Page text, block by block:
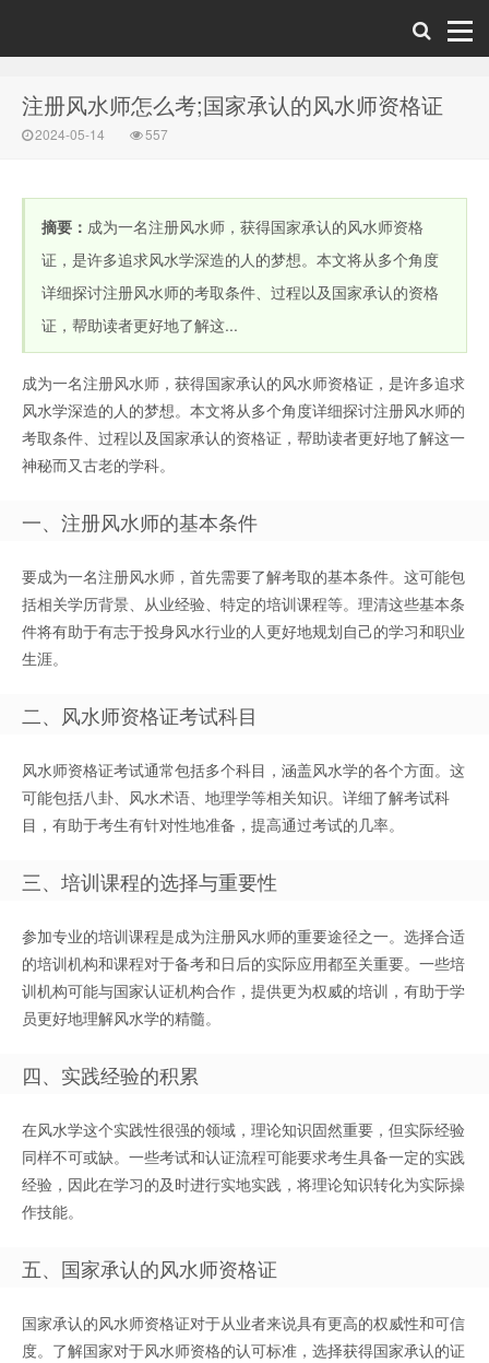
注册风水师怎么考;国家承认的风水师资格证
2024-05-14 557
摘要： 成为一名注册风水师，获得国家承认的风水师资格
证，是许多追求风水学深造的人的梦想。本文将从多个角度
详细探讨注册风水师的考取条件、过程以及国家承认的资格
证，帮助读者更好地了解这...
成为一名注册风水师，获得国家承认的风水师资格证，是许多追求
风水学深造的人的梦想。本文将从多个角度详细探讨注册风水师的
考取条件、过程以及国家承认的资格证，帮助读者更好地了解这一
神秘而又古老的学科。
一、注册风水师的基本条件
要成为一名注册风水师，首先需要了解考取的基本条件。这可能包
括相关学历背景、从业经验、特定的培训课程等。理清这些基本条
件将有助于有志于投身风水行业的人更好地规划自己的学习和职业
生涯。
二、风水师资格证考试科目
风水师资格证考试通常包括多个科目，涵盖风水学的各个方面。这
可能包括八卦、风水术语、地理学等相关知识。详细了解考试科
目，有助于考生有针对性地准备，提高通过考试的几率。
三、培训课程的选择与重要性
参加专业的培训课程是成为注册风水师的重要途径之一。选择合适
的培训机构和课程对于备考和日后的实际应用都至关重要。一些培
训机构可能与国家认证机构合作，提供更为权威的培训，有助于学
员更好地理解风水学的精髓。
四、实践经验的积累
在风水学这个实践性很强的领域，理论知识固然重要，但实际经验
同样不可或缺。一些考试和认证流程可能要求考生具备一定的实践
经验，因此在学习的及时进行实地实践，将理论知识转化为实际操
作技能。
五、国家承认的风水师资格证
国家承认的风水师资格证对于从业者来说具有更高的权威性和可信
度。了解国家对于风水师资格的认可标准，选择获得国家承认的证